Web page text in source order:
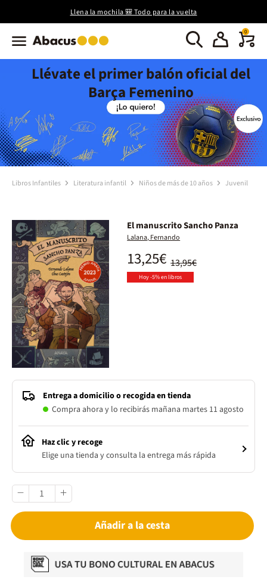
Llena la mochila 🎒 Todo para la vuelta
0
Llévate el primer balón oficial del
Barça Femenino
Libros Infantiles Literatura infantil Niños de más de 10 años Juvenil
El manuscrito Sancho Panza
Lalana, Fernando
13,95€
13,25€
Hoy -5% en libros
Entrega a domicilio o recogida en tienda
Compra ahora y lo recibirás mañana martes 11 agosto
Haz clic y recoge
Elige una tienda y consulta la entrega más rápida
Añadir a la cesta